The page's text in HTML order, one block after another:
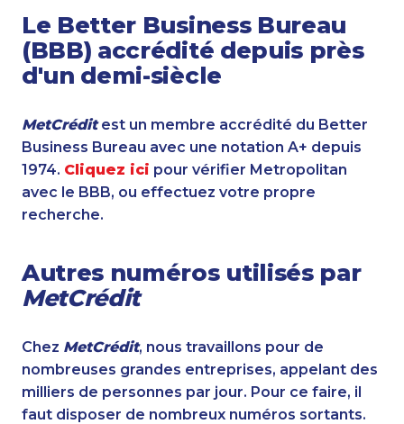
Le Better Business Bureau
(BBB) accrédité depuis près
d'un demi-siècle
MetCréditest un membre accrédité du Better
Business Bureau avec une notation A+ depuis
1974. Cliquez ici pour vérifier Metropolitan
avec le BBB, ou effectuez votre propre
recherche.
Autres numéros utilisés par
MetCrédit
Chez MetCrédit, nous travaillons pour de
nombreuses grandes entreprises, appelant des
milliers de personnes par jour. Pour ce faire, il
faut disposer de nombreux numéros sortants.